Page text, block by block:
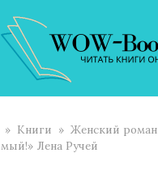
» Книги » Женский роман
Лена Ручей